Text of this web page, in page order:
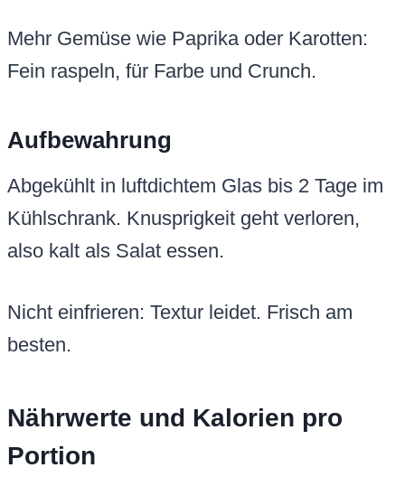
Mehr Gemüse wie Paprika oder Karotten:
Fein raspeln, für Farbe und Crunch.
Aufbewahrung
Abgekühlt in luftdichtem Glas bis 2 Tage im
Kühlschrank. Knusprigkeit geht verloren,
also kalt als Salat essen.
Nicht einfrieren: Textur leidet. Frisch am
besten.
Nährwerte und Kalorien pro
Portion